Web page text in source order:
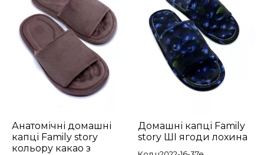
Анатомічні домашні
капці Family story
кольору какао з
Домашні капці Family
story ШІ ягоди лохина